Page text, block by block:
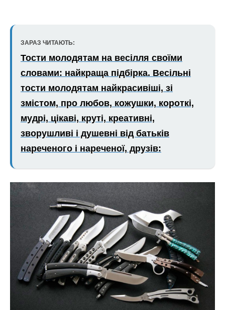
ЗАРАЗ ЧИТАЮТЬ:
Тости молодятам на весілля своїми
словами: найкраща підбірка. Весільні
тости молодятам найкрасивіші, зі
змістом, про любов, кожушки, короткі,
мудрі, цікаві, круті, креативні,
зворушливі і душевні від батьків
нареченого і нареченої, друзів: